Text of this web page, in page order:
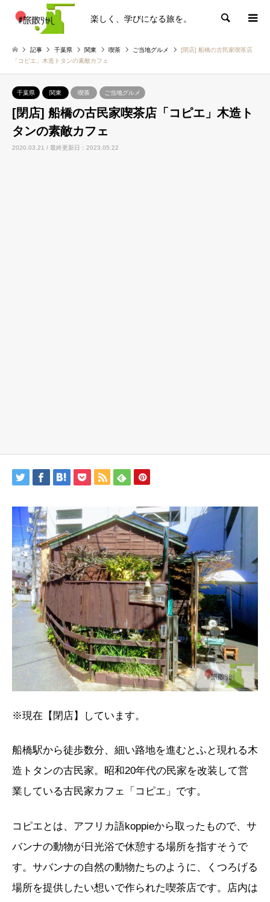
楽しく、学びになる旅を。 検索
記事 千葉県 関東 喫茶 ご当地グルメ
[閉店] 船橋の古民家喫茶店
「コピエ」木造トタンの素敵カフェ
千葉県 関東 喫茶 ご当地グルメ
[閉店] 船橋の古民家喫茶店「コピエ」木造ト
タンの素敵カフェ
2020.03.21 / 最終更新日：2023.05.22
※現在【閉店】しています。
船橋駅から徒歩数分、細い路地を進むとふと現れる木
造トタンの古民家。昭和20年代の民家を改装して営
業している古民家カフェ「コピエ」です。
コピエとは、アフリカ語koppieから取ったもので、サ
バンナの動物が日光浴で休憩する場所を指すそうで
す。サバンナの自然の動物たちのように、くつろげる
場所を提供したい想いで作られた喫茶店です。店内は